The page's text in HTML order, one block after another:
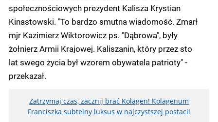
społecznościowych prezydent Kalisza Krystian
Kinastowski. "To bardzo smutna wiadomość. Zmarł
mjr Kazimierz Wiktorowicz ps. "Dąbrowa", były
żołnierz Armii Krajowej. Kaliszanin, który przez sto
lat swego życia był wzorem obywatela patrioty" -
przekazał.
Zatrzymaj czas, zacznij brać Kolagen! Kolagenum
Franciszka subtelny luksus w najczystszej postaci!